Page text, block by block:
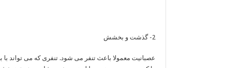
2- گذشت و بخشش
عصبانیت معمولا باعث تنفر می شود. تنفری که می تواند